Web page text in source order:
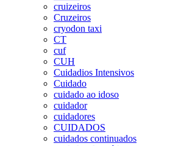
cruizeiros
Cruzeiros
cryodon taxi
CT
cuf
CUH
Cuidadios Intensivos
Cuidado
cuidado ao idoso
cuidador
cuidadores
CUIDADOS
cuidados continuados